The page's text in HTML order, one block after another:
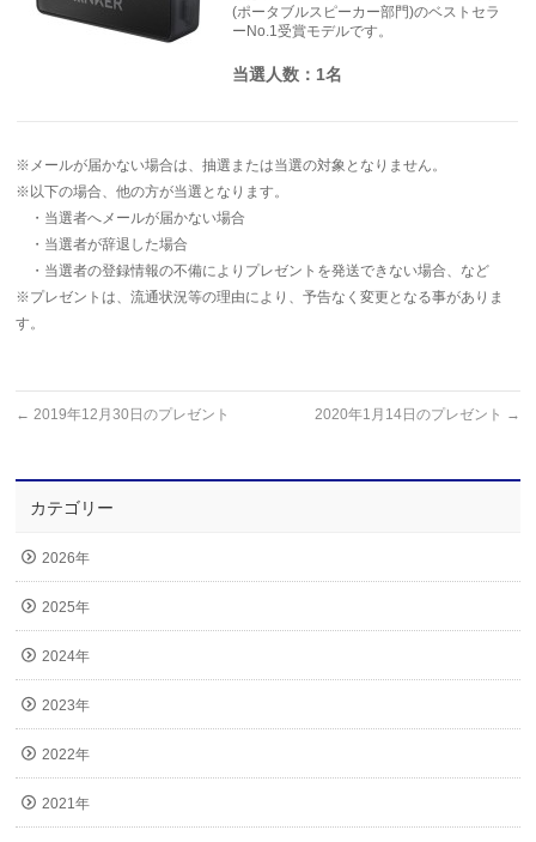
(ポータブルスピーカー部門)のベストセラ
ーNo.1受賞モデルです。
当選人数：1名
※メールが届かない場合は、抽選または当選の対象となりません。
※以下の場合、他の方が当選となります。
・当選者へメールが届かない場合
・当選者が辞退した場合
・当選者の登録情報の不備によりプレゼントを発送できない場合、など
※プレゼントは、流通状況等の理由により、予告なく変更となる事がありま
す。
← 2019年12月30日のプレゼント 2020年1月14日のプレゼント →
カテゴリー
2026年
2025年
2024年
2023年
2022年
2021年